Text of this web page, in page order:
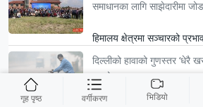
समाधानका लागि साझेदारीमा जोड
हिमालय क्षेत्रमा सञ्चारको
तेस्रो परा–हिमालय सञ्चार तथा
स…
दिल्लीको हावाको गुणस्तर ‘धेरै
नाघ्यो
स्रोत:RATOPATI
गृह पृष्ठ वर्गीकरण भिडियो